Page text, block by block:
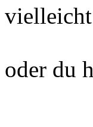
vielleicht
oder du